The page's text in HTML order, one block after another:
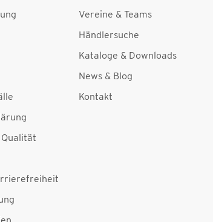
Vereine & Teams
Händlersuche
Kataloge & Downloads
News & Blog
Kontakt